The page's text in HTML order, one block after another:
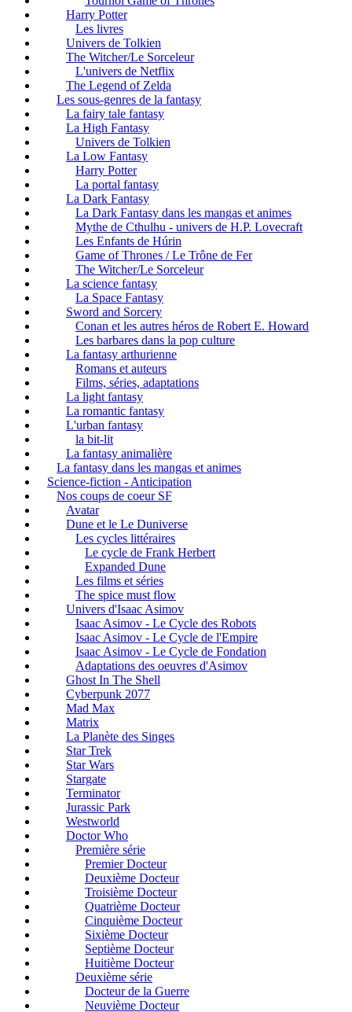
Harry Potter
Les livres
Univers de Tolkien
The Witcher/Le Sorceleur
L'univers de Netflix
The Legend of Zelda
Les sous-genres de la fantasy
La fairy tale fantasy
La High Fantasy
Univers de Tolkien
La Low Fantasy
Harry Potter
La portal fantasy
La Dark Fantasy
La Dark Fantasy dans les mangas et animes
Mythe de Cthulhu - univers de H.P. Lovecraft
Les Enfants de Húrin
Game of Thrones / Le Trône de Fer
The Witcher/Le Sorceleur
La science fantasy
La Space Fantasy
Sword and Sorcery
Conan et les autres héros de Robert E. Howard
Les barbares dans la pop culture
La fantasy arthurienne
Romans et auteurs
Films, séries, adaptations
La light fantasy
La romantic fantasy
L'urban fantasy
la bit-lit
La fantasy animalière
La fantasy dans les mangas et animes
Science-fiction - Anticipation
Nos coups de coeur SF
Avatar
Dune et le Le Duniverse
Les cycles littéraires
Le cycle de Frank Herbert
Expanded Dune
Les films et séries
The spice must flow
Univers d'Isaac Asimov
Isaac Asimov - Le Cycle des Robots
Isaac Asimov - Le Cycle de l'Empire
Isaac Asimov - Le Cycle de Fondation
Adaptations des oeuvres d'Asimov
Ghost In The Shell
Cyberpunk 2077
Mad Max
Matrix
La Planète des Singes
Star Trek
Star Wars
Stargate
Terminator
Jurassic Park
Westworld
Doctor Who
Première série
Premier Docteur
Deuxième Docteur
Troisième Docteur
Quatrième Docteur
Cinquième Docteur
Sixième Docteur
Septième Docteur
Huitième Docteur
Deuxième série
Docteur de la Guerre
Neuvième Docteur